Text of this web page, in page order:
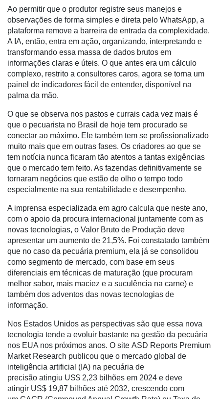
Cadeira
Artigos
Agenda
Agricultura
de
Precisão
Automação
e
Robótica
Conectividade
Dados
e
Análise
Commerce
Informatização
da
Agricultura
Vertical
Software
Empresarial
Tecnologia
para
Recursos
Hídricos
Membros
Liberali
Ao permitir que o produtor registre seus manejos e
observações de forma simples e direta pelo WhatsApp, a
plataforma remove a barreira de entrada da complexidade.
A IA, então, entra em ação, organizando, interpretando e
transformando essa massa de dados brutos em
informações claras e úteis. O que antes era um cálculo
complexo, restrito a consultores caros, agora se torna um
painel de indicadores fácil de entender, disponível na
palma da mão.
O que se observa nos pastos e currais cada vez mais é
que o pecuarista no Brasil de hoje tem procurado se
conectar ao máximo. Ele também tem se profissionalizado
muito mais que em outras fases. Os criadores ao que se
tem notícia nunca ficaram tão atentos a tantas exigências
que o mercado tem feito. As fazendas definitivamente se
tornaram negócios que estão de olho o tempo todo
especialmente na sua rentabilidade e desempenho.
A imprensa especializada em agro calcula que neste ano,
com o apoio da procura internacional juntamente com as
novas tecnologias, o Valor Bruto de Produção deve
apresentar um aumento de 21,5%. Foi constatado também
que no caso da pecuária premium, ela já se consolidou
como segmento de mercado, com base em seus
diferenciais em técnicas de maturação (que procuram
melhor sabor, mais maciez e a suculência na carne) e
também dos adventos das novas tecnologias de
informação.
Nos Estados Unidos as perspectivas são que essa nova
tecnologia tende a evoluir bastante na gestão da pecuária
nos EUA nos próximos anos. O site ASD Reports Premium
Market Research publicou que o mercado global de
inteligência artificial (IA) na pecuária de
precisão atingiu US$ 2,23 bilhões em 2024 e deve
atingir US$ 19,87 bilhões até 2032, crescendo com